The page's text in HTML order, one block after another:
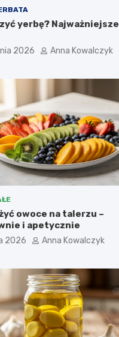
yerbę? Najważniejsze
2026 Anna Kowalczyk
owoce na talerzu –
i apetycznie
2026 Anna Kowalczyk